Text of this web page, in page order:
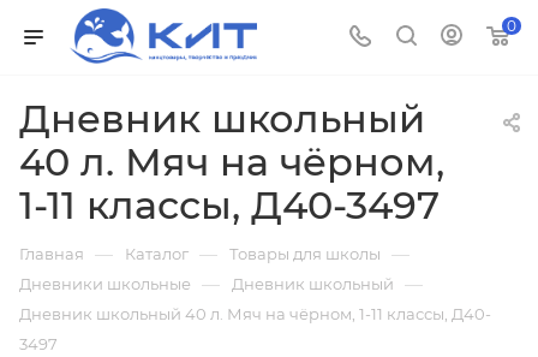
0
Дневник школьный
40 л. Мяч на чёрном,
1-11 классы, Д40-3497
Главная — Каталог — Товары для школы —
Дневники школьные — Дневник школьный —
Дневник школьный 40 л. Мяч на чёрном, 1-11 классы, Д40-
3497